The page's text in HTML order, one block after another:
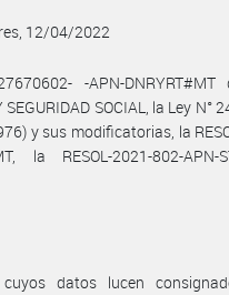
12/04/2022
-APN-
SEGURIDAD SOCIAL, la Ley N°
y sus modificatorias, la
la RESOL-2021-802-
datos lucen